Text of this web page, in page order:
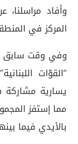
وأفاد
المركز في
وفي وقت سابق
“القوّات
يسارية مشاركة
مما إستفز
بالأيدي فيما